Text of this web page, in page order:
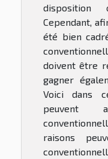
Cependant,
été bien
doivent être
gagner
Voici dans
peuvent
raisons